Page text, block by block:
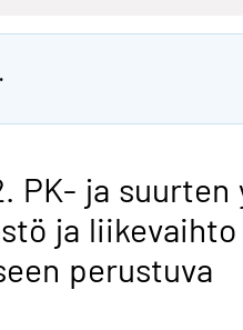
PK- ja suurten
ja liikevaihto
perustuva